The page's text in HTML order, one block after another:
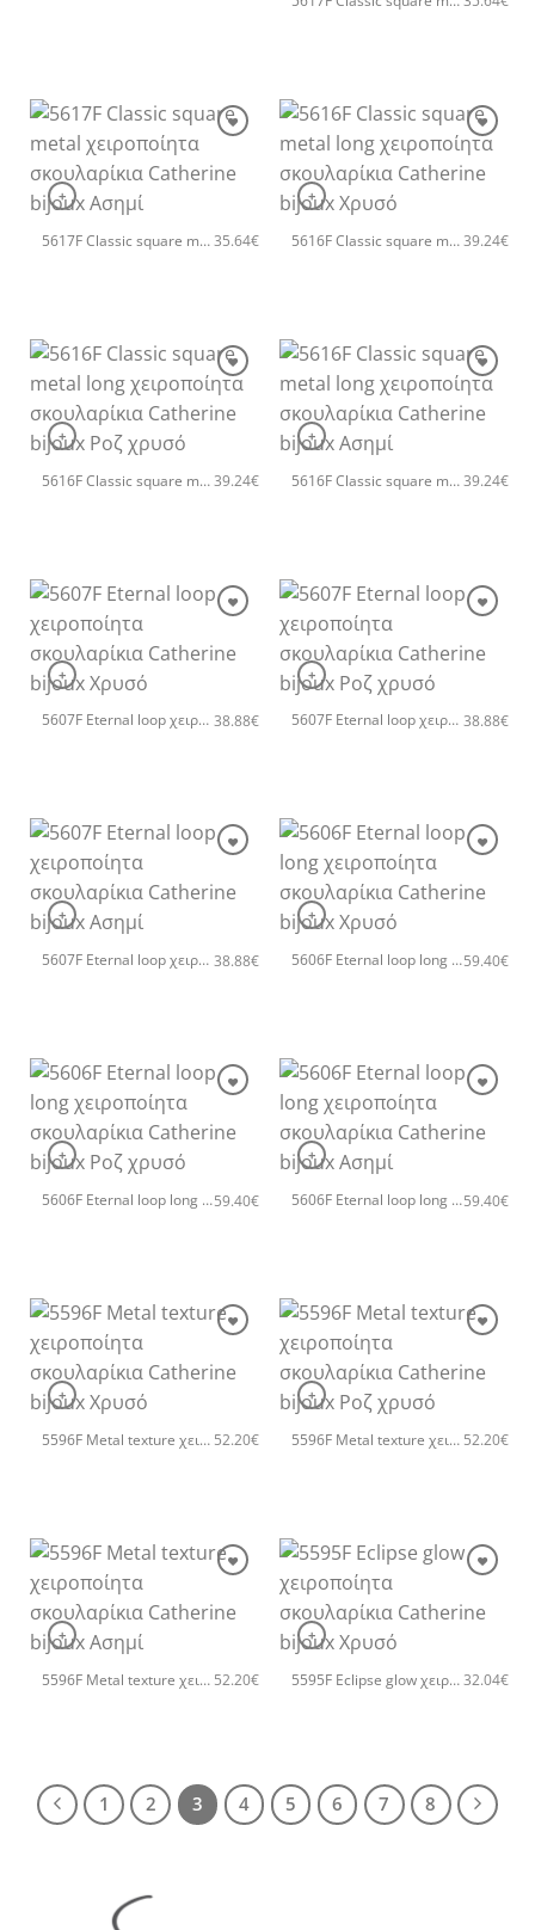
+
5617F Classic square metal χειροποίητα σκουλαρίκια Catherine bijoux Ασημί35.64€
+
5616F Classic square metal long χειροποίητα σκουλαρίκια Catherine bijoux Χρυσό39.24€
+
5616F Classic square metal long χειροποίητα σκουλαρίκια Catherine bijoux Ροζ χρυσό39.24€
+
5616F Classic square metal long χειροποίητα σκουλαρίκια Catherine bijoux Ασημί39.24€
+
5607F Eternal loop χειροποίητα σκουλαρίκια Catherine bijoux Χρυσό 38.88€
+
5607F Eternal loop χειροποίητα σκουλαρίκια Catherine bijoux Ροζ χρυσό 38.88€
+
5607F Eternal loop χειροποίητα σκουλαρίκια Catherine bijoux Ασημί 38.88€
+
5606F Eternal loop long χειροποίητα σκουλαρίκια Catherine bijoux Χρυσό59.40€
+
5606F Eternal loop long χειροποίητα σκουλαρίκια Catherine bijoux Ροζ χρυσό59.40€
+
5606F Eternal loop long χειροποίητα σκουλαρίκια Catherine bijoux Ασημί59.40€
+
5596F Metal texture χειροποίητα σκουλαρίκια Catherine bijoux Χρυσό 52.20€
+
5596F Metal texture χειροποίητα σκουλαρίκια Catherine bijoux Ροζ χρυσό 52.20€
+
5596F Metal texture χειροποίητα σκουλαρίκια Catherine bijoux Ασημί 52.20€
+
5595F Eclipse glow χειροποίητα σκουλαρίκια Catherine bijoux Χρυσό32.04€
1 2 3 4 5 6 7 8